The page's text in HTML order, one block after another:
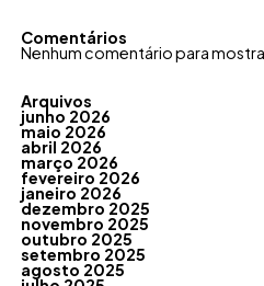
Comentários
Nenhum comentário para
Arquivos
junho 2026
maio 2026
abril 2026
março 2026
fevereiro 2026
janeiro 2026
dezembro 2025
novembro 2025
outubro 2025
setembro 2025
agosto 2025